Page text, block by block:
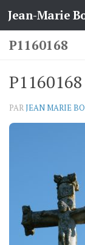
Skip to
Jean-Marie
P1160168
P1160168
PARJEAN MARIE